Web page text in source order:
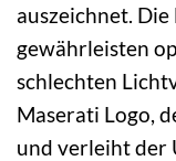
auszeichnet.
gewährleisten
schlechten
Maserati Logo,
und verleiht der